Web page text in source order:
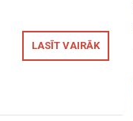
LASĪT VAIRĀK